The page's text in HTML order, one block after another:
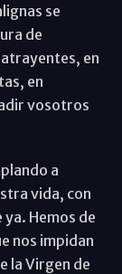
se
de
en
en
vosotros
a
vida, con
ya. Hemos de
nos impidan
la Virgen de